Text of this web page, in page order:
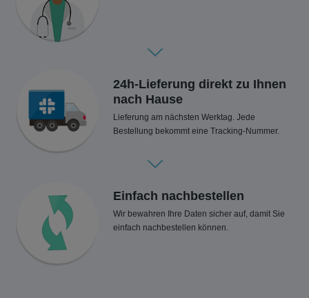
24h-Lieferung direkt zu Ihnen
nach Hause
Lieferung am nächsten Werktag. Jede
Bestellung bekommt eine Tracking-Nummer.
Einfach nachbestellen
Wir bewahren Ihre Daten sicher auf, damit Sie
einfach nachbestellen können.